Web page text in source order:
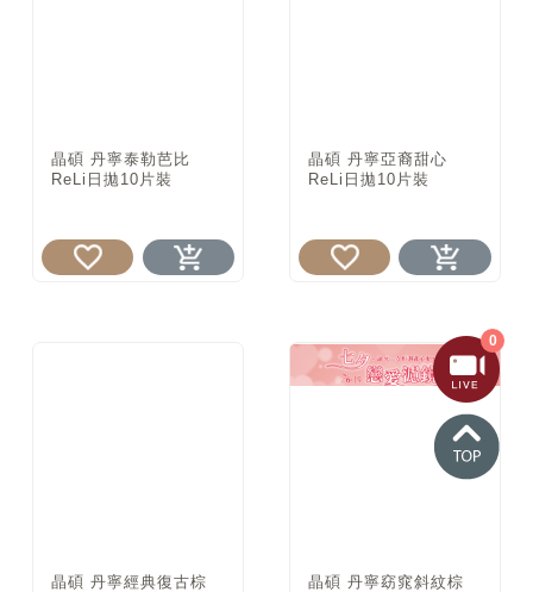
晶碩 丹寧泰勒芭比
ReLi日拋10片裝
晶碩 丹寧亞裔甜心
ReLi日拋10片裝
晶碩 丹寧經典復古棕 晶碩 丹寧窈窕斜紋棕
0